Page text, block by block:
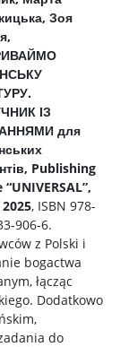
Зоя
ІЗ
для
Publishing
, ISBN 978-
906-6.
z Polski i
bogactwa
łącząc
Dodatkowo
do